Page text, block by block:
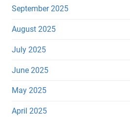
September 2025
August 2025
July 2025
June 2025
May 2025
April 2025